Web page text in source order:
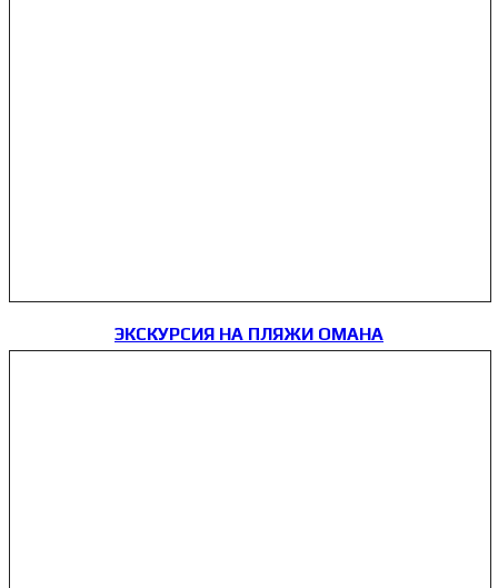
ЭКСКУРСИЯ НА ПЛЯЖИ ОМАНА